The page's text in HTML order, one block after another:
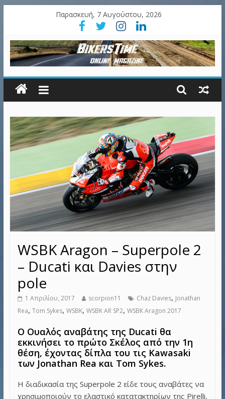
Παρασκευή, 7 Αυγούστου, 2026
WSBK Aragon – Superpole 2
– Ducati και Davies στην
pole
1 Απριλίου, 2017 scorpion11 Chaz Davies, Jonathan
Rea, Tom Sykes, WSBK, WSBK AR SP2, WSBK Aragon 2017
Ο Ουαλός αναβάτης της Ducati θα
εκκινήσει το πρώτο Σκέλος από την 1η
θέση, έχοντας δίπλα του τις Kawasaki
των Jonathan Rea και Tom Sykes.
Η διαδικασία της Superpole 2 είδε τους αναβάτες να
χρησιμοποιούν το ελαστικό κατατακτηρίων της Pirelli,